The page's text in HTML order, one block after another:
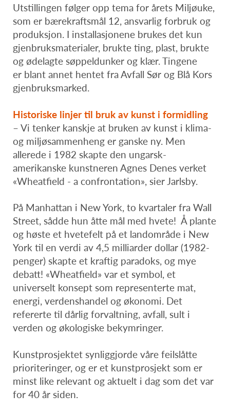
Utstillingen følger opp tema for årets Miljøuke,
som er bærekraftsmål 12, ansvarlig forbruk og
produksjon. I installasjonene brukes det kun
gjenbruksmaterialer, brukte ting, plast, brukte
og ødelagte søppeldunker og klær. Tingene
er blant annet hentet fra Avfall Sør og Blå Kors
gjenbruksmarked.
Historiske linjer til bruk av kunst i formidling
– Vi tenker kanskje at bruken av kunst i klima-
og miljøsammenheng er ganske ny. Men
allerede i 1982 skapte den ungarsk-
amerikanske kunstneren Agnes Denes verket
«Wheatfield - a confrontation», sier Jarlsby.
På Manhattan i New York, to kvartaler fra Wall
Street, sådde hun åtte mål med hvete! Å plante
og høste et hvetefelt på et landområde i New
York til en verdi av 4,5 milliarder dollar (1982-
penger) skapte et kraftig paradoks, og mye
debatt! «Wheatfield» var et symbol, et
universelt konsept som representerte mat,
energi, verdenshandel og økonomi. Det
refererte til dårlig forvaltning, avfall, sult i
verden og økologiske bekymringer.
Kunstprosjektet synliggjorde våre feilslåtte
prioriteringer, og er et kunstprosjekt som er
minst like relevant og aktuelt i dag som det var
for 40 år siden.